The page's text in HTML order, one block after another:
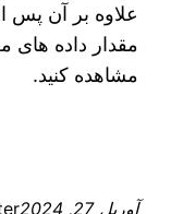
علاوه بر آن پس
مقدار داده های
مشاهده کنید.
آوریل 27, 2024